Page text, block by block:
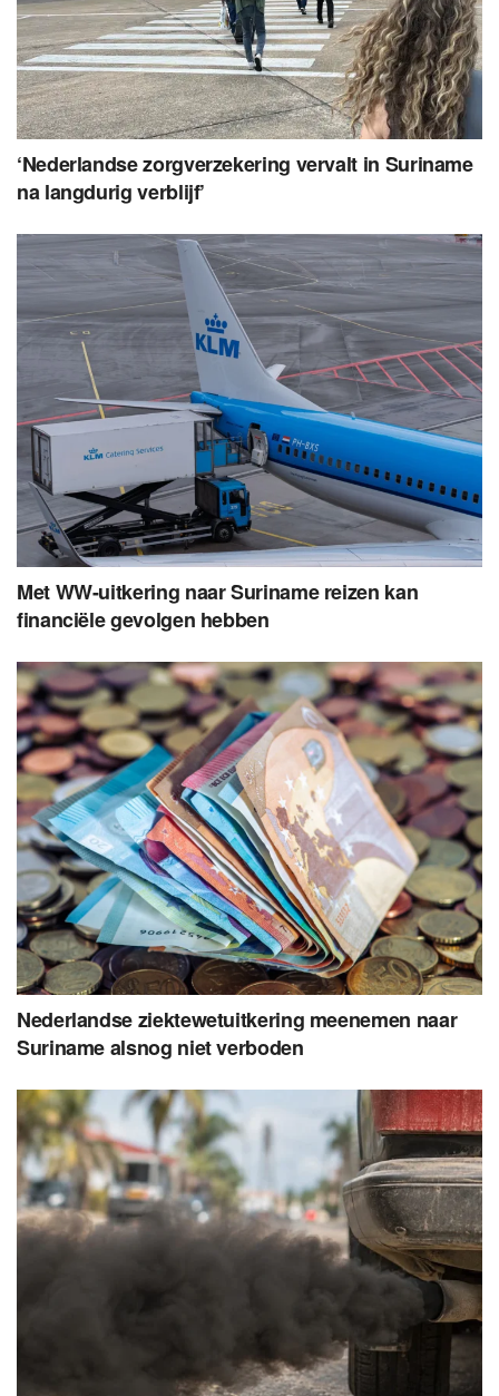
‘Nederlandse zorgverzekering vervalt in Suriname
na langdurig verblijf’
Met WW-uitkering naar Suriname reizen kan
financiële gevolgen hebben
Nederlandse ziektewetuitkering meenemen naar
Suriname alsnog niet verboden